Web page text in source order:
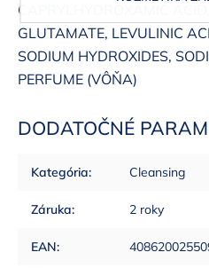
CAPRYLHYDROXAMIC
GLUTAMATE, LEVULINIC
SODIUM HYDROXIDES,
PERFUME (VÔŇA)
DODATOČNÉ
Kategória: Cleansing
Záruka: 2 roky
EAN: